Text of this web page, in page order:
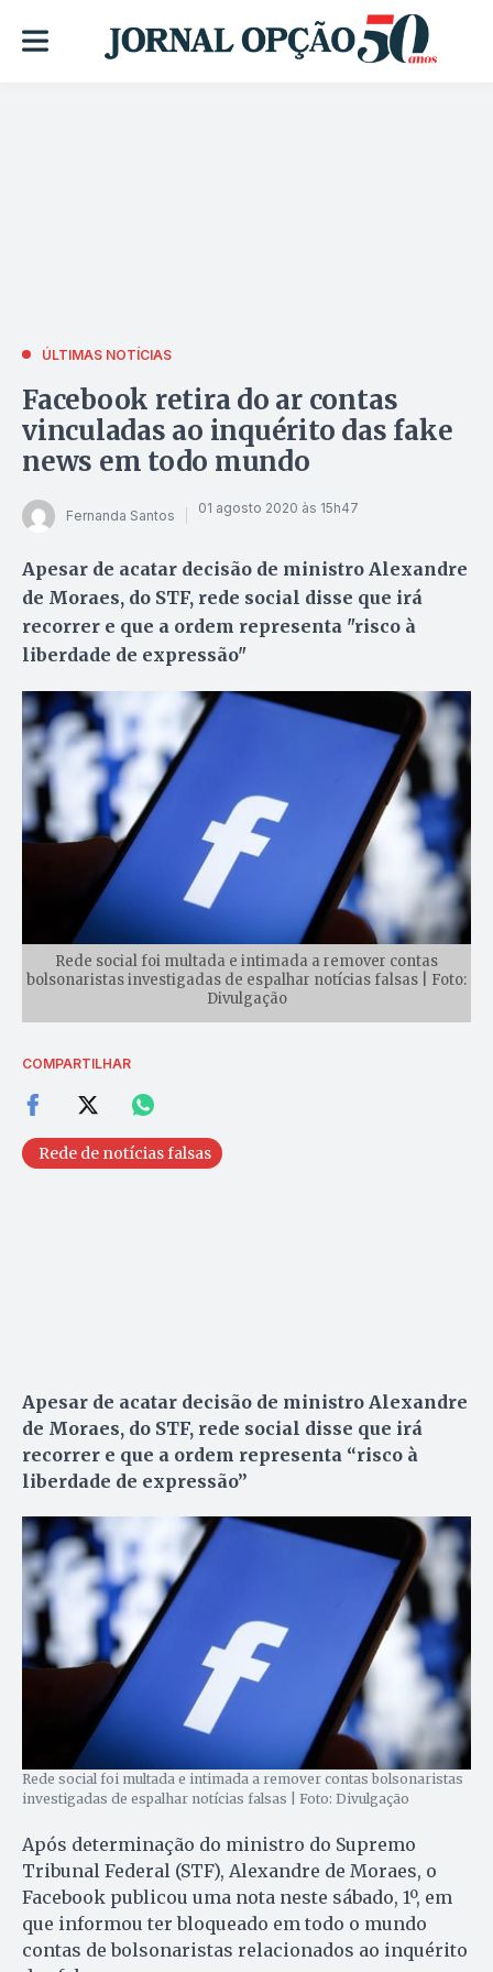
ÚLTIMAS NOTÍCIAS
Facebook retira do ar contas
vinculadas ao inquérito das fake
news em todo mundo
Fernanda Santos 01 agosto 2020 às 15h47
Apesar de acatar decisão de ministro Alexandre
de Moraes, do STF, rede social disse que irá
recorrer e que a ordem representa "risco à
liberdade de expressão"
Rede social foi multada e intimada a remover contas
bolsonaristas investigadas de espalhar notícias falsas | Foto:
Divulgação
COMPARTILHAR
Rede de notícias falsas
Apesar de acatar decisão de ministro Alexandre
de Moraes, do STF, rede social disse que irá
recorrer e que a ordem representa “risco à
liberdade de expressão”
Rede social foi multada e intimada a remover contas bolsonaristas
investigadas de espalhar notícias falsas | Foto: Divulgação
Após determinação do ministro do Supremo
Tribunal Federal (STF), Alexandre de Moraes, o
Facebook publicou uma nota neste sábado, 1º, em
que informou ter bloqueado em todo o mundo
contas de bolsonaristas relacionados ao inquérito